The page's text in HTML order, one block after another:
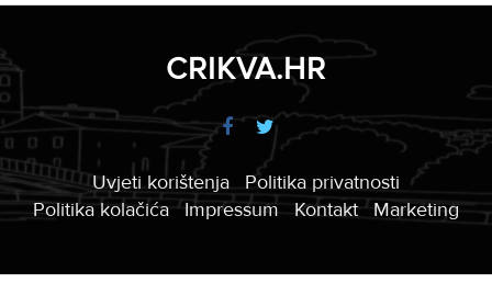
CRIKVA.HR
Uvjeti korištenja
Politika privatnosti
Politika kolačića
Impressum Kontakt Marketing